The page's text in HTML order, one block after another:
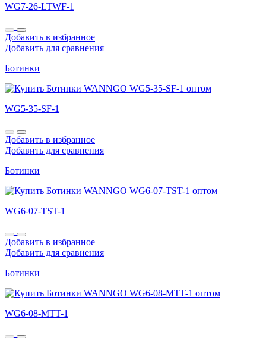
WG7-26-LTWF-1
Добавить в избранное
Добавить для сравнения
Ботинки
WG5-35-SF-1
Добавить в избранное
Добавить для сравнения
Ботинки
WG6-07-TST-1
Добавить в избранное
Добавить для сравнения
Ботинки
WG6-08-MTT-1